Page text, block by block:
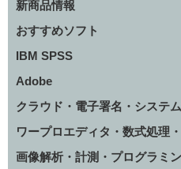
新商品情報
おすすめソフト
IBM SPSS
Adobe
クラウド・電子署名・システ
ワープロエディタ・数式処理
画像解析・計測・プログラミ